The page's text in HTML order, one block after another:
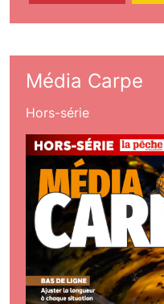
Média Carpe
Hors-série